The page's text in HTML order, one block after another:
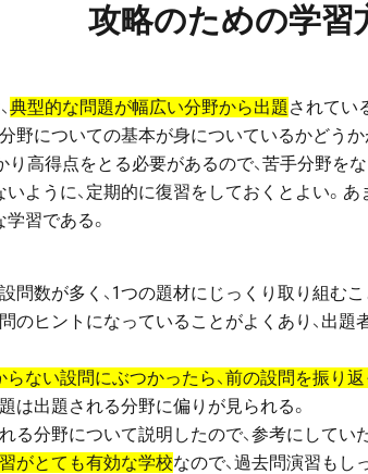
攻略のための学習
典型的な問題が幅広い分野から出題されてい
野についての基本が身についているかどうか
り高得点をとる必要があるので、苦手分野を
ように、定期的に復習をしておくとよい。
習である。
問数が多く、1つの題材にじっくり取り組むこ
のヒントになっていることがよくあり、出
ない設問にぶつかったら、前の設問を振り
は出題される分野に偏りが見られる。
る分野について説明したので、参考にしてい
がとても有効な学校なので、過去問演習もし